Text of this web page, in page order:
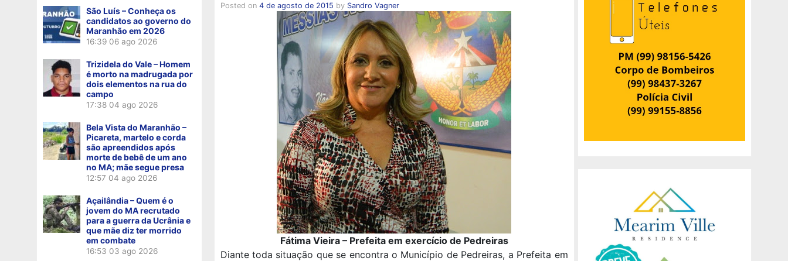
São Luís – Conheça os
candidatos ao governo do
Maranhão em 2026
16:39 06 ago 2026
Trizidela do Vale – Homem
é morto na madrugada por
dois elementos na rua do
campo
17:38 04 ago 2026
Bela Vista do Maranhão –
Picareta, martelo e corda
são apreendidos após
morte de bebê de um ano
no MA; mãe segue presa
12:57 04 ago 2026
Açailândia – Quem é o
jovem do MA recrutado
para a guerra da Ucrânia e
que mãe diz ter morrido
em combate
16:53 03 ago 2026
Posted on 4 de agosto de 2015 by Sandro Vagner
Fátima Vieira – Prefeita em exercício de Pedreiras
Diante toda situação que se encontra o Município de Pedreiras, a Prefeita em